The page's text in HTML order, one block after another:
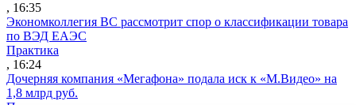
, 16:35
Экономколлегия ВС рассмотрит спор о классификации товара
по ВЭД ЕАЭС
Практика
, 16:24
Дочерняя компания «Мегафона» подала иск к «М.Видео» на
1,8 млрд руб.